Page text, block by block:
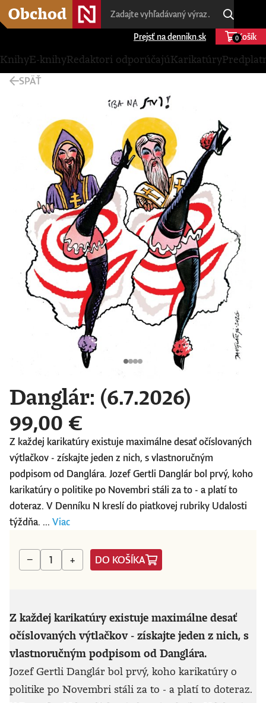
Prejsť na dennikn.sk Košík
0
KnihyE-knihyRedaktori odporúčajúKarikatúry
SPÄŤ
Danglár: (6.7.2026)
99,00 €
Z každej karikatúry existuje maximálne desať očíslovaných
výtlačkov - získajte jeden z nich, s vlastnoručným
podpisom od Danglára. Jozef Gertli Danglár bol prvý, koho
karikatúry o politike po Novembri stáli za to - a platí to
doteraz. V Denníku N kreslí do piatkovej rubriky Udalosti
týždňa. ... Viac
− + DO KOŠÍKA
Z každej karikatúry existuje maximálne desať
očíslovaných výtlačkov - získajte jeden z nich, s
vlastnoručným podpisom od Danglára.
Jozef Gertli Danglár bol prvý, koho karikatúry o
politike po Novembri stáli za to - a platí to doteraz.